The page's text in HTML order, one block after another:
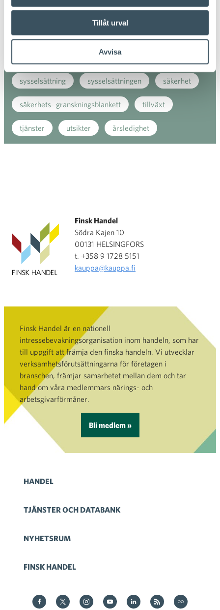
Tillåt urval
Avvisa
regeringens halvårsbudget Ryssland
sommarjobb sportmode strejk
stöd
sysselsättning sysselsättningen säkerhet
säkerhets- granskningsblankett tillväxt
tjänster utsikter årsledighet
Finsk Handel
Södra Kajen 10
00131 HELSINGFORS
t. +358 9 1728 5151
kauppa@kauppa.fi
Finsk Handel är en nationell
intressebevakningsorganisation inom handeln, som har
till uppgift att främja den finska handeln. Vi utvecklar
verksamhetsförutsättningarna för företagen i
branschen, främjar samarbetet mellan dem och tar
hand om våra medlemmars närings- och
arbetsgivarförmåner.
Bli medlem »
HANDEL
TJÄNSTER OCH DATABANK
NYHETSRUM
FINSK HANDEL
Kauppa på Facebook
Kauppa på Twitter
Kauppa on Instagram
Kauppa på YouTube
Kauppa på LinkedIn
Kauppa on RSS